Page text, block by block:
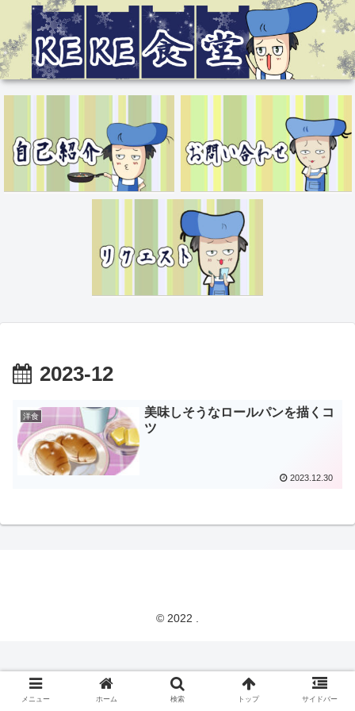
2023-12
洋食
美味しそうなロールパンを描くコ
ツ
2023.12.30
© 2022 .
メニュー ホーム 検索 トップ サイドバー